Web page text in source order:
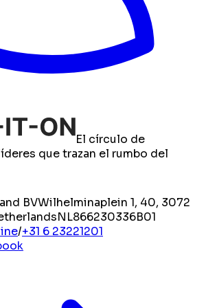
El círculo de
que trazan el rumbo del
BVWilhelminaplein 1, 40, 3072
NL866230336B01
/+31 6 23221201